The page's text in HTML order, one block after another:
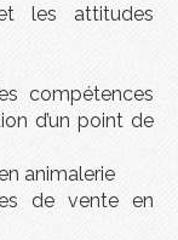
les attitudes
compétences
d’un point de
animalerie
de vente en